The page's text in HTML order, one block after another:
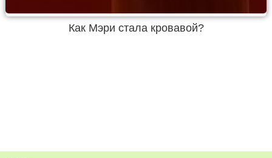
Как Мэри стала кровавой?